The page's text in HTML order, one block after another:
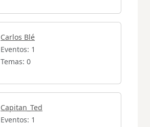
Carlos Blé
Eventos: 1
Temas: 0
Capitan_Ted
Eventos: 1